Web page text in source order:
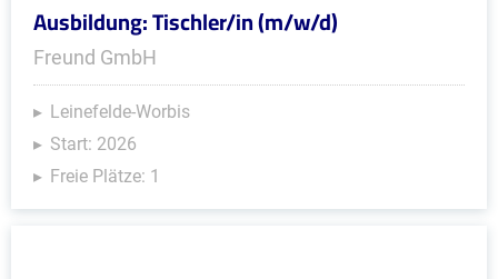
Ausbildung: Tischler/in (m/w/d)
Freund GmbH
Leinefelde-Worbis
Start: 2026
Freie Plätze: 1